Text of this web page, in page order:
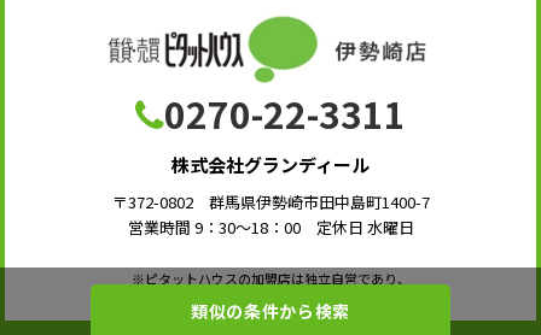
0270-22-3311
株式会社グランディール
〒372-0802 群馬県伊勢崎市田中島町1400-7
営業時間 9：30～18：00 定休日 水曜日
※ピタットハウスの加盟店は独立自営であり、
類似の条件から検索